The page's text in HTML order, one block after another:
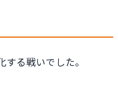
る戦いでした。